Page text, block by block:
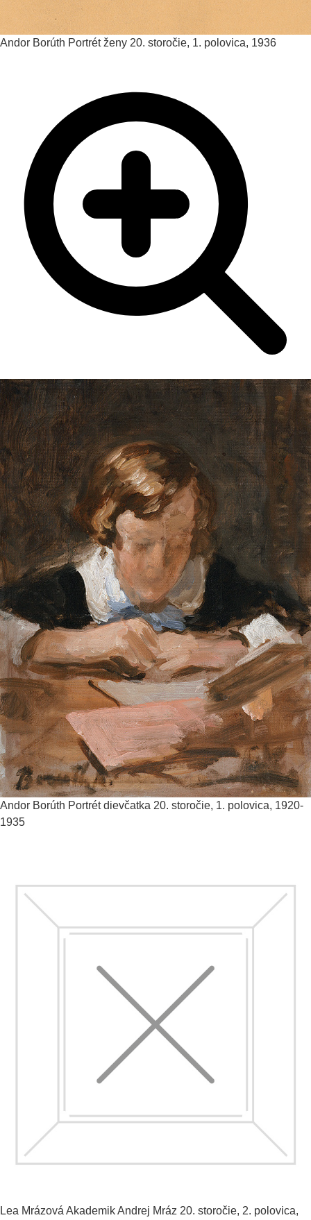
Andor Borúth Portrét ženy 20. storočie, 1. polovica, 1936
Andor Borúth Portrét dievčatka 20. storočie, 1. polovica, 1920-
1935
Lea Mrázová Akademik Andrej Mráz 20. storočie, 2. polovica,